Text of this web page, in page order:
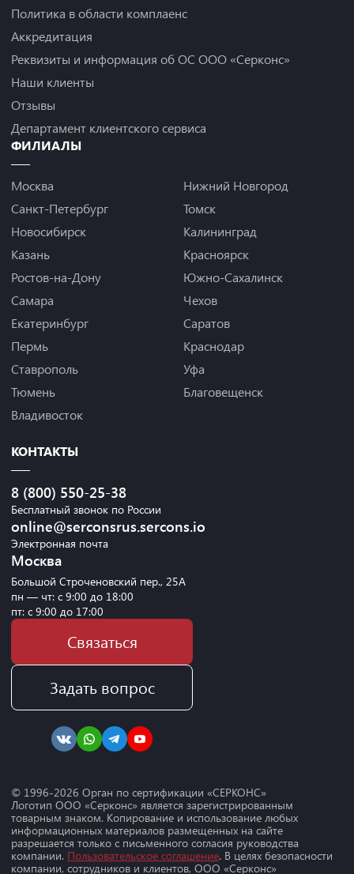
Политика в области комплаенс
Аккредитация
Реквизиты и информация об ОС ООО «Серконс»
Наши клиенты
Отзывы
Департамент клиентского сервиса
ФИЛИАЛЫ
Москва
Санкт-Петербург
Новосибирск
Казань
Ростов-на-Дону
Самара
Екатеринбург
Пермь
Ставрополь
Тюмень
Владивосток
Нижний Новгород
Томск
Калининград
Красноярск
Южно-Сахалинск
Чехов
Саратов
Краснодар
Уфа
Благовещенск
КОНТАКТЫ
8 (800) 550-25-38
Бесплатный звонок по России
online@serconsrus.sercons.io
Электронная почта
Москва
Большой Строченовский пер., 25А
пн — чт: с 9:00 до 18:00
пт: с 9:00 до 17:00
Связаться
Задать вопрос
© 1996-2026 Орган по сертификации «СЕРКОНС»
Логотип ООО «Серконс» является зарегистрированным
товарным знаком. Копирование и использование любых
информационных материалов размещенных на сайте
разрешается только с письменного согласия руководства
компании. Пользовательское соглашение. В целях безопасности
компании, сотрудников и клиентов, ООО «Серконс»